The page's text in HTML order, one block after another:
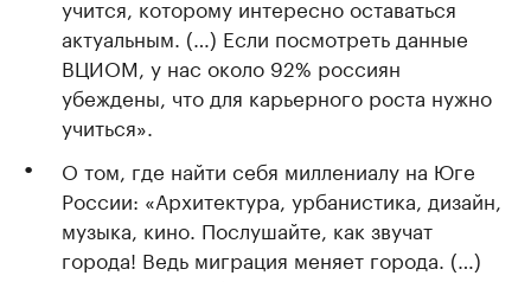
учится, которому интересно оставаться
актуальным. (…) Если посмотреть данные
ВЦИОМ, у нас около 92% россиян
убеждены, что для карьерного роста нужно
учиться».
О том, где найти себя миллениалу на Юге
России: «Архитектура, урбанистика, дизайн,
музыка, кино. Послушайте, как звучат
города! Ведь миграция меняет города. (…)